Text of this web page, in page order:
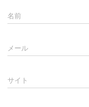
名前
メール
サイト